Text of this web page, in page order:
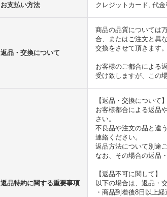
お支払い方法 クレジットカード, 代
返品・交換について
商品の品質については
合、またはご注文と異
交換をさせて頂きます
お客様のご都合による
受け致しますが、この
返品特約に関する重要事項
【返品・交換について】
お客様都合による返品
さい。
不良品や注文の品と違
連絡ください。
返品方法について別途
なお、その場合の返品
【返品不可に関して】
以下の場合は、返品・
・商品到着後8日以上経